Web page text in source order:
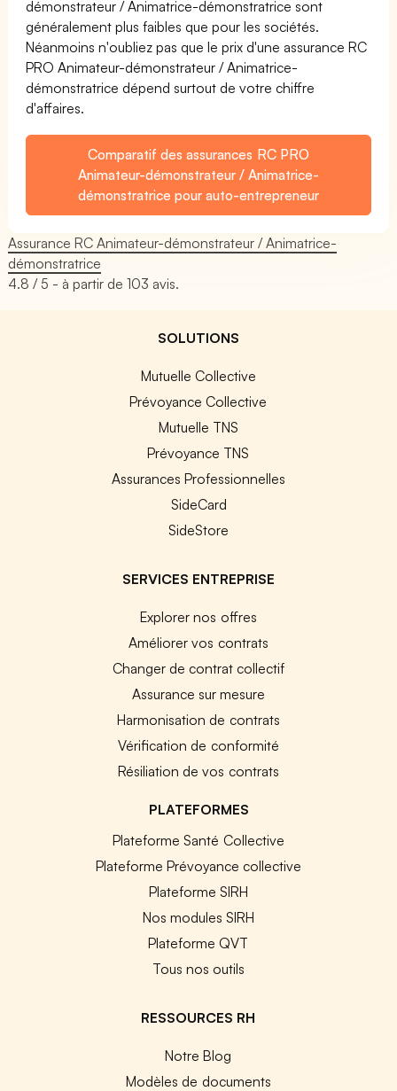
démonstrateur / Animatrice-démonstratrice sont
généralement plus faibles que pour les sociétés.
Néanmoins n'oubliez pas que le prix d'une assurance RC
PRO Animateur-démonstrateur / Animatrice-
démonstratrice dépend surtout de votre chiffre
d'affaires.
Comparatif des assurances RC PRO
Animateur-démonstrateur / Animatrice-
démonstratrice pour auto-entrepreneur
Assurance RC Animateur-démonstrateur / Animatrice-
démonstratrice
4.8 / 5 - à partir de103 avis.
SOLUTIONS
Mutuelle Collective
Prévoyance Collective
Mutuelle TNS
Prévoyance TNS
Assurances Professionnelles
SideCard
SideStore
SERVICES ENTREPRISE
Explorer nos offres
Améliorer vos contrats
Changer de contrat collectif
Assurance sur mesure
Harmonisation de contrats
Vérification de conformité
Résiliation de vos contrats
PLATEFORMES
Plateforme Santé Collective
Plateforme Prévoyance collective
Plateforme SIRH
Nos modules SIRH
Plateforme QVT
Tous nos outils
RESSOURCES RH
Notre Blog
Modèles de documents